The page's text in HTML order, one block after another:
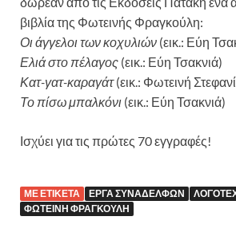
βιβλία της Φωτεινής Φραγκούλη:
Οι άγγελοι των κοχυλιών (εικ.: Εύη
Ελιά στο πέλαγος (εικ.: Εύη Τσακνιά)
Κατ-γατ-καραγάτ(εικ.: Φωτεινή
Το πίσω μπαλκόνι (εικ.: Εύη Τσακνιά)
Ισχύει για τις πρώτες 70 εγγραφές!
ΜΕ ΕΤΙΚΈΤΑ ΈΡΓΑ ΣΥΝΑΔΈΛΦΩΝ
ΦΩΤΕΙΝΉ ΦΡΑΓΚΟΎΛΗ